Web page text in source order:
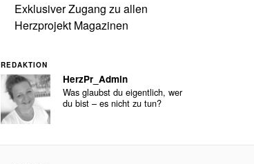
Exklusiver Zugang zu allen
Herzprojekt Magazinen
REDAKTION
HerzPr_Admin
Was glaubst du eigentlich, wer
du bist – es nicht zu tun?